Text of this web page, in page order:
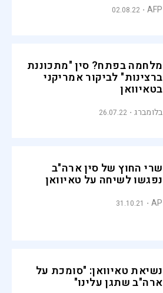
AFP
02.08.22
מלחמה בפתח? סין "מתכוננת
ברצינות" לביקור אמריקני
בטאיוואן
בלומברג 26.07.22
שרי החוץ של סין ארה"ב
נפגשו לשיחה על טאיוואן
AP
31.10.21
נשיאת טאיוואן: "סומכת על
ארה"ב שתגן עלינו"